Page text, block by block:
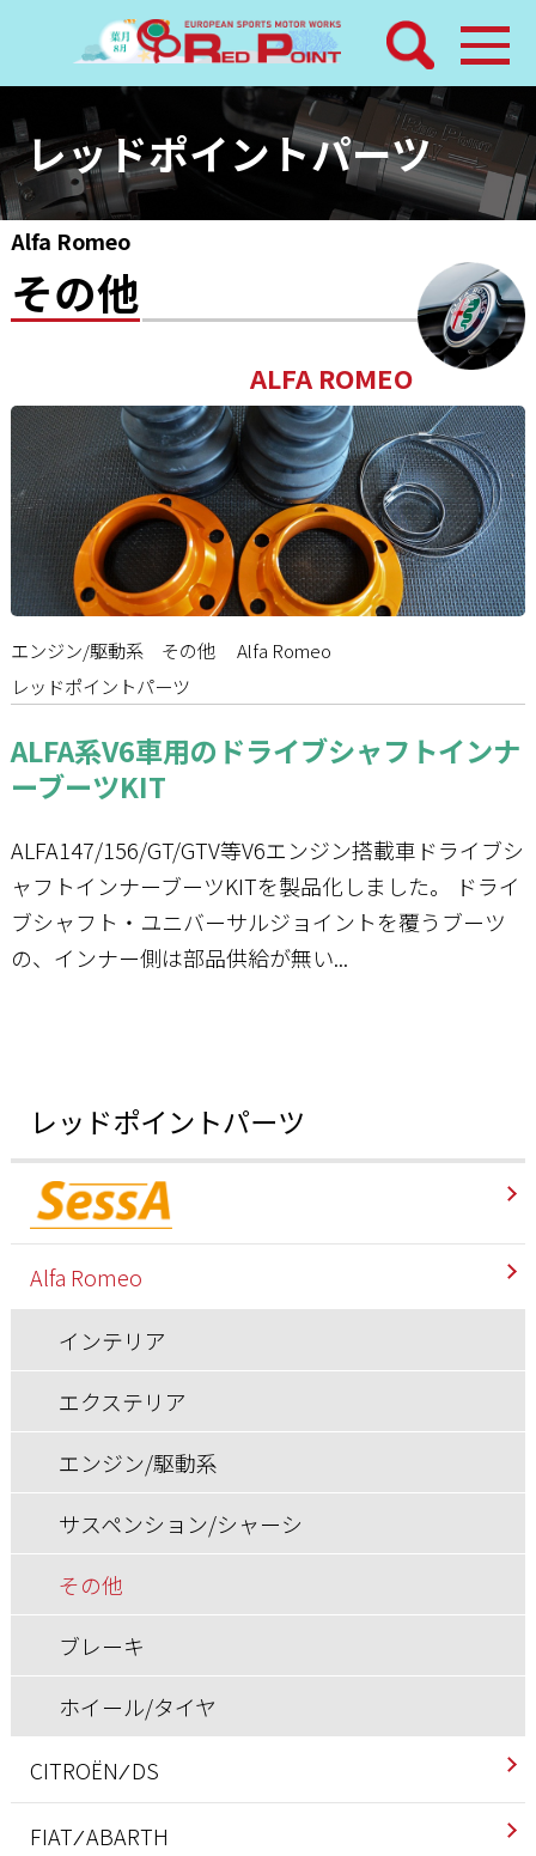
検索
ホーム
トピックス
整備メニュー
レッドポイントパーツ
店舗案内
工場通信
お問い合わせ
レッドポイントパーツ
Alfa Romeo
その他
エンジン/駆動系 その他
Alfa Romeo
レッドポイントパーツ
ALFA系V6車用のドライブシャフトインナ
ーブーツKIT
ALFA147/156/GT/GTV等V6エンジン搭載車ドライブシ
ャフトインナーブーツKITを製品化しました。 ドライ
ブシャフト・ユニバーサルジョイントを覆うブーツ
の、インナー側は部品供給が無い...
レッドポイントパーツ
Alfa Romeo
インテリア
エクステリア
エンジン/駆動系
サスペンション/シャーシ
その他
ブレーキ
ホイール/タイヤ
CITROËN ⁄ DS
インテリア
FIAT ⁄ ABARTH